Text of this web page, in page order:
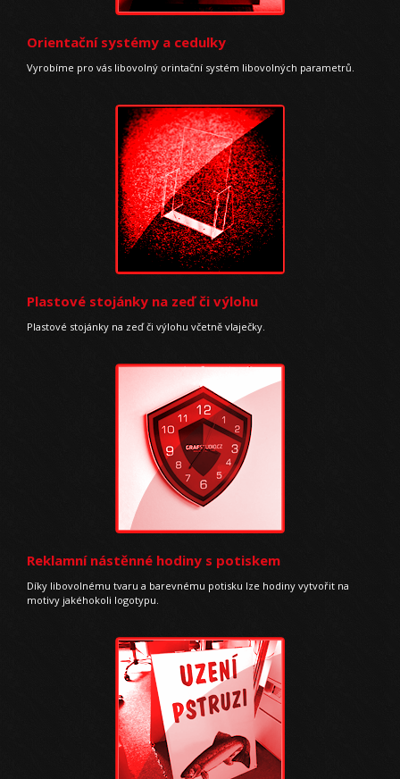
Orientační systémy a cedulky
Vyrobíme pro vás libovolný orintační systém libovolných parametrů.
Plastové stojánky na zeď či výlohu
Plastové stojánky na zeď či výlohu včetně vlaječky.
Reklamní nástěnné hodiny s potiskem
Díky libovolnému tvaru a barevnému potisku lze hodiny vytvořit na
motivy jakéhokoli logotypu.